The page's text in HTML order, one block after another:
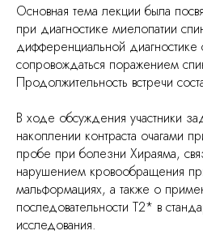
Основная тема лекции была
при диагностике миелопатии
дифференциальной диагностике
сопровождаться поражением
Продолжительность встречи
В ходе обсуждения участники
накоплении контраста очагами
пробе при болезни Хираяма,
нарушением кровообращения
мальформациях, а также о
последовательности Т2* в
исследования.